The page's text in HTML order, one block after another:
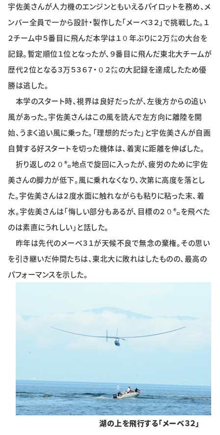
イベント
購読 日大文芸賞
学生記者募集 お問い合わせ
宇佐美さんが人力機のエンジンともいえるパイロットを務め、メ
ンバー全員で一から設計・製作した「メーベ３２」で挑戦した。１
２チーム中５番目に飛んだ本学は１０年ぶりに２万㍍の大台を
記録。暫定順位１位となったが、９番目に飛んだ東北大チームが
歴代２位となる３万５３６７・０２㍍の大記録を達成したため優
勝は逃した。
本学のスタート時、視界は良好だったが、左後方からの追い
風があった。宇佐美さんはこの風を読んで左方向に離陸を開
始、うまく追い風に乗った。「理想的だった」と宇佐美さんが自画
自賛する好スタートを切った機体は、着実に距離を伸ばした。
折り返しの２０㌔地点で旋回に入ったが、疲労のために宇佐
美さんの脚力が低下。風に乗れなくなり、次第に高度を落とし
た。宇佐美さんは２度水面に触れながらも粘りに粘った末、着
水。宇佐美さんは「悔しい部分もあるが、目標の２０㌔を飛べた
のは素直にうれしい」と話した。
昨年は先代のメーベ３１が天候不良で無念の棄権。その思い
を引き継いだ仲間たちは、東北大に敗れはしたものの、最高の
パフォーマンスを示した。
湖の上を飛行する「メーベ３２」